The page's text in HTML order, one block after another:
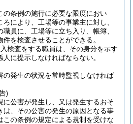
の条例の施行に必要な限度におい
により、工場等の事業主に対し、
員に、工場等に立ち入り、帳簿、
を検査させることができる。
検査をする職員は、その身分を示す
に提示しなければならない。
の発生の状況を常時監視しなければ
)
に公害が発生し、又は発生するおそ
は、その公害の発生の原因となる事
この条例の規定による規制を受けな